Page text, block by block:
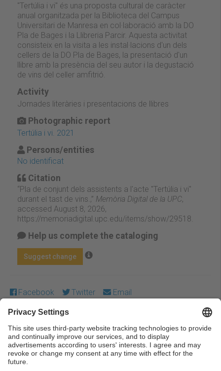
"Tertúlia i vi" és una proposta cultural de caràcter
anual organitzada per la Biblioteca del Campus
Universitari de Manresa en col·laboració amb la DO
Pla de Bages i la Llibreria Parcir. Aquesta activitat
consisteix en la visita a les instal·lacions d'un dels
cellers de la DO Pla de Bages, la presentació d'un
llibre amb la presència del seu autor i la degustació
de vins del celler amfitrió.
Activity
Jornades literàries i presentacions de llibres
Photographic report
Tertúlia i vi. 2021
Persons/entities
No identificat
Citation
“Pla de conjunt dels assistents a l'acte "Tertúlia i vi"
durant el tast de vins.,” Memòria Digital de la UPC,
accessed August 8, 2026,
https://memoriadigital.upc.edu/items/show/29518
Help us complete the cataloging
Suggest change
Facebook Twitter Email
Except where otherwise noted, content on this work is
licensed under a Creative Commons license:Attribution-
NonCommercial-NoDerivs 4.0 Generic